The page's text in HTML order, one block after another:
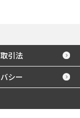
引法
シー